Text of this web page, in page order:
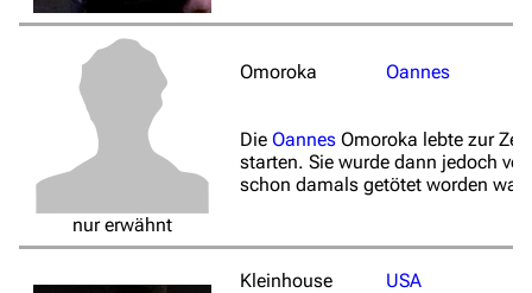
nur erwähnt
Omoroka Oannes
Die Oannes Omoroka lebte zur
starten. Sie wurde dann jedoch
schon damals getötet worden war.
Kleinhouse USA